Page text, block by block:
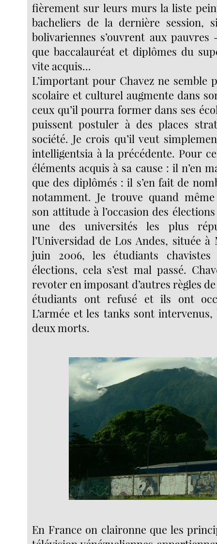
fièrement sur leurs murs la liste
bacheliers de la dernière session,
bolivariennes s’ouvrent aux
que baccalauréat et diplômes du
vite acquis...
L’important pour Chavez ne semble
scolaire et culturel augmente dans
ceux qu’il pourra former dans ses
puissent postuler à des places
société. Je crois qu’il veut
intelligentsia à la précédente. Pour
éléments acquis à sa cause : il n’en
que des diplômés : il s’en fait de
notamment. Je trouve quand
son attitude à l’occasion des
une des universités les plus
l’Universidad de Los Andes, située
juin 2006, les étudiants
élections, cela s’est mal passé.
revoter en imposant d’autres règles
étudiants ont refusé et ils ont
L’armée et les tanks sont
deux morts.
En France on claironne que les